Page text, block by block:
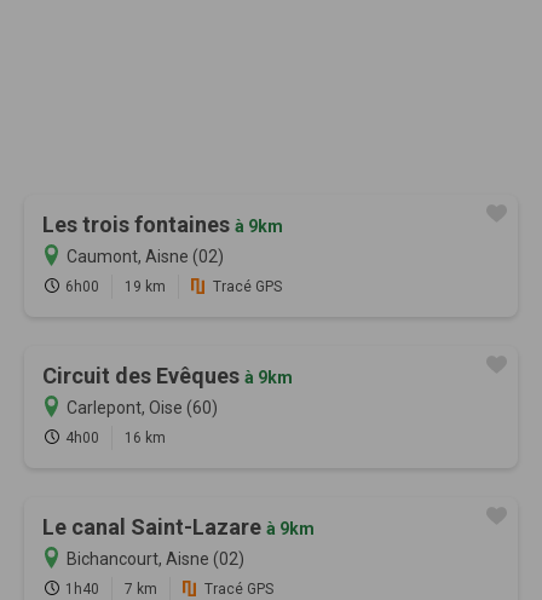
Les trois fontaines à 9km
Caumont, Aisne (02)
6h00 19 km Tracé GPS
Circuit des Evêques à 9km
Carlepont, Oise (60)
4h00 16 km
Le canal Saint-Lazare à 9km
Bichancourt, Aisne (02)
1h40 7 km Tracé GPS